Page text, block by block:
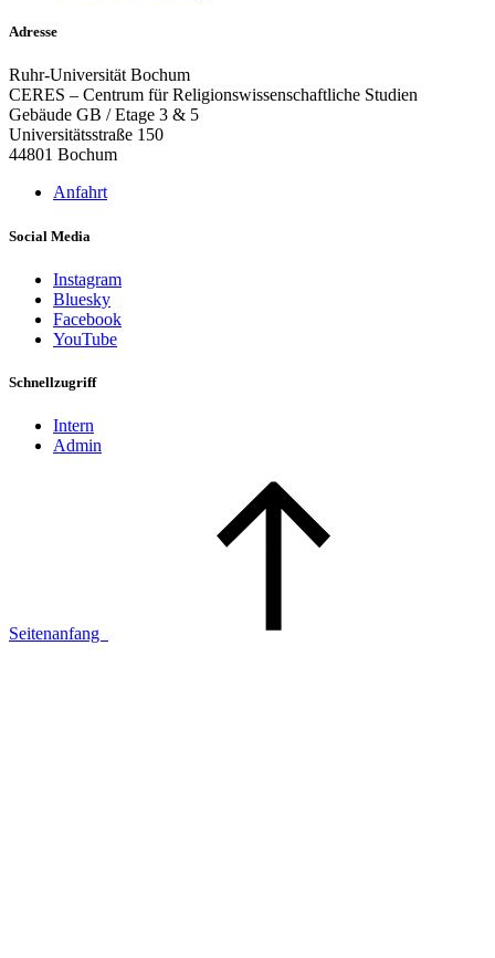
Adresse
Ruhr-Universität Bochum
CERES – Centrum für Religionswissenschaftliche Studien
Gebäude GB / Etage 3 & 5
Universitätsstraße 150
44801 Bochum
Anfahrt
Social Media
Instagram
Bluesky
Facebook
YouTube
Schnellzugriff
Intern
Admin
Seitenanfang